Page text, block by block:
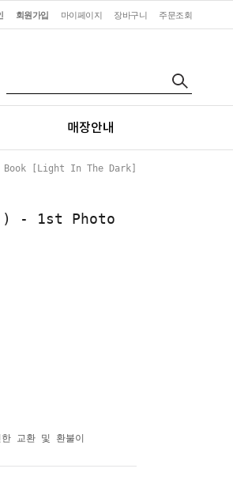
회원가입 마이페이지 장바구니 주문조회
매장안내
[Light In The Dark]
) - 1st Photo
교환 및 환불이